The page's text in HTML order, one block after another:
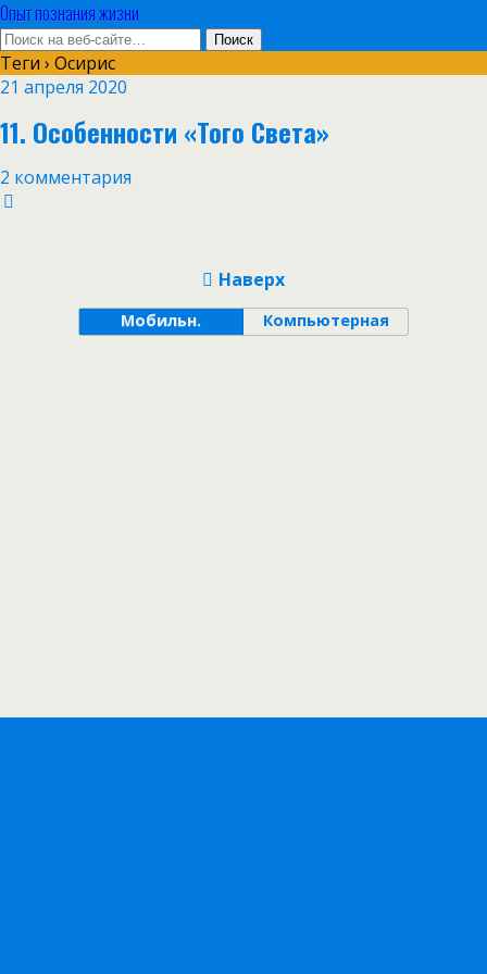
Опыт познания жизни
Теги › Осирис
21 апреля 2020
11. Особенности «Того Света»
2 комментария
Наверх
Мобильн. Компьютерная